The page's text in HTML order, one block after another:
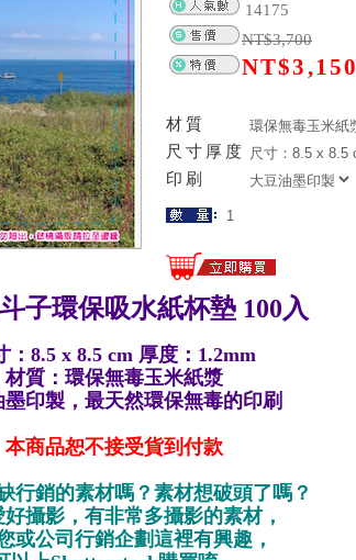
14175
NT$3,700
NT$3,150
材質
尺寸厚度
印刷
子環保吸水紙杯墊 100入
：8.5 x 8.5 cm 厚度：1.2mm
材質：環保無毒玉米紙漿
墨印製，最天然環保無毒的印刷
本商品恕不接受貨到付款
行銷的素材嗎？素材想破頭了嗎？
攝影，有非常多攝影的素材，
或公司行銷企劃這裡有興趣，